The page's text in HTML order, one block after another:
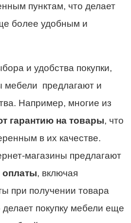
пунктам, что делает
более удобным и
и удобства покупки,
мебели предлагают и
Например, многие из
гарантию на товары, что
в их качестве.
магазины предлагают
, включая
при получении товара
делает покупку мебели еще